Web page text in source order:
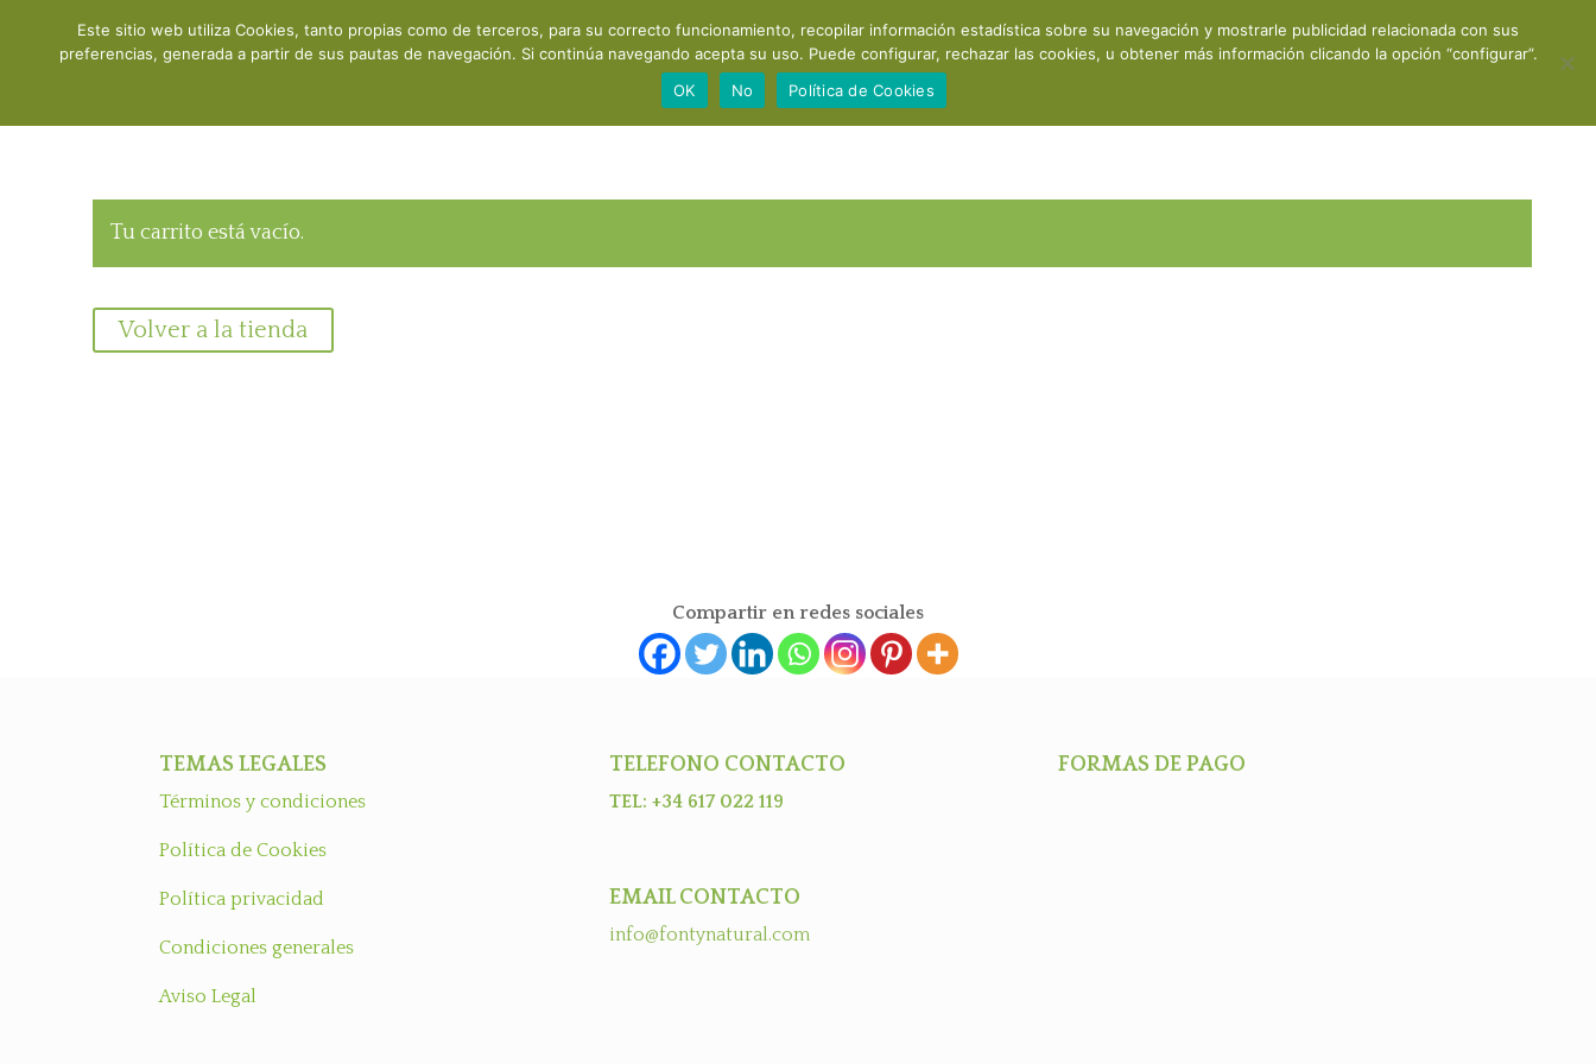
Inicio Acerca de mí Consultas y cursos Productos Recomendaciones Contacto Mi cuenta
Tu carrito está vacío.
Volver a la tienda
Compartir en redes sociales
TEMAS LEGALES
Términos y condiciones
Política de Cookies
Política privacidad
Condiciones generales
Aviso Legal
TELEFONO CONTACTO
TEL: +34 617 022 119
EMAIL CONTACTO
info@fontynatural.com
FORMAS DE PAGO
Este sitio web utiliza Cookies, tanto propias como de terceros, para su correcto funcionamiento, recopilar información estadística sobre su navegación y mostrarle publicidad relacionada con sus
preferencias, generada a partir de sus pautas de navegación. Si continúa navegando acepta su uso. Puede configurar, rechazar las cookies, u obtener más información clicando la opción “configurar”.
OK
No Política de Cookies